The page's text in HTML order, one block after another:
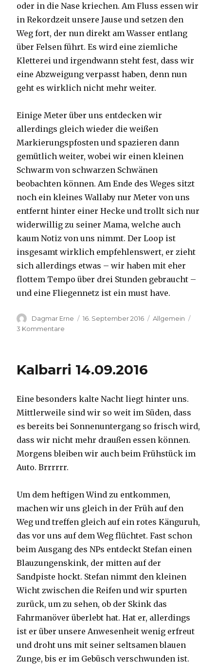
oder in die Nase kriechen. Am Fluss essen wir
in Rekordzeit unsere Jause und setzen den
Weg fort, der nun direkt am Wasser entlang
über Felsen führt. Es wird eine ziemliche
Kletterei und irgendwann steht fest, dass wir
eine Abzweigung verpasst haben, denn nun
geht es wirklich nicht mehr weiter.
Einige Meter über uns entdecken wir
allerdings gleich wieder die weißen
Markierungspfosten und spazieren dann
gemütlich weiter, wobei wir einen kleinen
Schwarm von schwarzen Schwänen
beobachten können. Am Ende des Weges sitzt
noch ein kleines Wallaby nur Meter von uns
entfernt hinter einer Hecke und trollt sich nur
widerwillig zu seiner Mama, welche auch
kaum Notiz von uns nimmt. Der Loop ist
insgesamt wirklich empfehlenswert, er zieht
sich allerdings etwas – wir haben mit eher
flottem Tempo über drei Stunden gebraucht –
und eine Fliegennetz ist ein must have.
Autor
Dagmar Erne
Veröffentlicht
16. September 2016 Kategorien
Allgemein
3 Kommentare
Kalbarri 14.09.2016
Eine besonders kalte Nacht liegt hinter uns.
Mittlerweile sind wir so weit im Süden, dass
es bereits bei Sonnenuntergang so frisch wird,
dass wir nicht mehr draußen essen können.
Morgens bleiben wir auch beim Frühstück im
Auto. Brrrrrr.
Um dem heftigen Wind zu entkommen,
machen wir uns gleich in der Früh auf den
Weg und treffen gleich auf ein rotes Känguruh,
das vor uns auf dem Weg flüchtet. Fast schon
beim Ausgang des NPs entdeckt Stefan einen
Blauzungenskink, der mitten auf der
Sandpiste hockt. Stefan nimmt den kleinen
Wicht zwischen die Reifen und wir spurten
zurück, um zu sehen, ob der Skink das
Fahrmanöver überlebt hat. Hat er, allerdings
ist er über unsere Anwesenheit wenig erfreut
und droht uns mit seiner seltsamen blauen
Zunge, bis er im Gebüsch verschwunden ist.